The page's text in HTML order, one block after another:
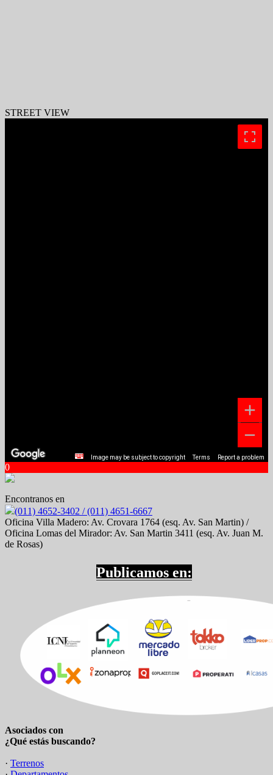
STREET VIEW
Image may be subject to copyright Terms Report a problem
0
Encontranos en
(011) 4652-3402 / (011) 4651-6667
Oficina Villa Madero: Av. Crovara 1764 (esq. Av. San Martin) /
Oficina Lomas del Mirador: Av. San Martin 3411 (esq. Av. Juan M.
de Rosas)
Publicamos en:
Asociados con
¿Qué estás buscando?
· Terrenos